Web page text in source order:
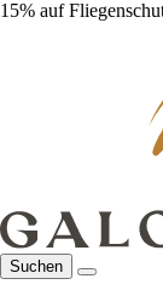
15% auf
Suchen